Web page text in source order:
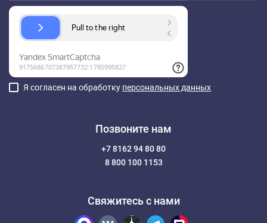
Я согласен на обработку персональных данных
Позвоните нам
+7 8162 94 80 80
8 800 100 1153
Свяжитесь с нами